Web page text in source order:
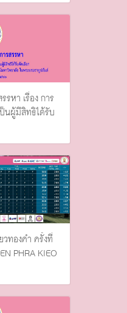
หา เรื่อง การ
นผู้มีสิทธิได้รับ
ทองคำ ครั้งที่
PHRA KIEO